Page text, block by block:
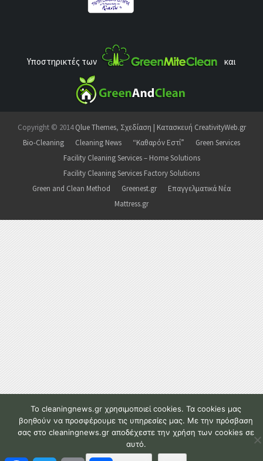
Υποστηρικτές των και
Copyright © 2014Qlue Themes, Σχεδίαση | Κατασκευή CreativityWeb.gr
Bio-Cleaning
Cleaning News “Καθαρόν Εστί”
Green Services
Facility Cleaning Services – Home Solutions
Facility Cleaning Services Factory Solutions
Green and Clean Method
Greenest.gr
Επαγγελματικά Νέα
Mattress.gr
To cleaningnews.gr χρησιμοποιεί cookies. Τα cookies μας
βοηθούν να προσφέρουμε τις υπηρεσίες μας. Με την πρόσβαση
σας στο cleaningnews.gr αποδέχεστε την χρήση των cookies σε
αυτό.